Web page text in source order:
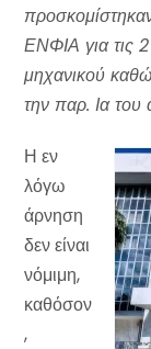
ΕΝΦΙΑ για τις 2
μηχανικού
την παρ. Ια
Η εν
λόγω
άρνηση
δεν είναι
νόμιμη,
καθόσον
,